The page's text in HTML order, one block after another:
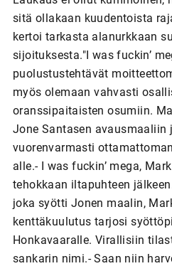
sitä ollakaan kuudentoista
kertoi tarkasta alanurkkaan
sijoituksesta."I was fuckin’
puolustustehtävät
myös olemaan vahvasti
oranssipaitaisten osumiin.
Jone Santasen
vuorenvarmasti
alle.- I was fuckin’ mega,
tehokkaan iltapuhteen
joka syötti Jonen maalin,
kenttäkuulutus tarjosi
Honkavaaralle. Virallisiin
sankarin nimi.- Saan niin